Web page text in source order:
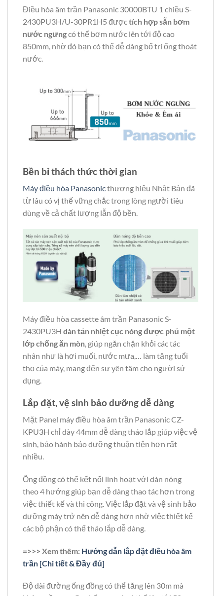
Điều hòa âm trần Panasonic 30000BTU 1 chiều S-
2430PU3H/U-30PR1H5 đượctích hợp sẵn bơm
nước ngưngcó thể bơm nước lên tới độ cao
850mm, nhờ đó bạn có thể dễ dàng bố trí ống thoát
nước.
Bền bỉ thách thức thời gian
Máy điều hòa Panasonicthương hiệu Nhật Bản đã
từ lâu có vị thế vững chắc trong lòng người tiêu
dùng về cả chất lượng lẫn độ bền.
Máy điều hòa cassette âm trần Panasonic S-
2430PU3H dàn tản nhiệt cục nóng được phủ một
lớp chống ăn mòn , giúp ngăn chặn khỏi các tác
nhân như là hơi muối, nước mưa,… làm tăng tuổi
thọ của máy, mang đến sự yên tâm cho người sử
dụng.
Lắp đặt, vệ sinh bảo dưỡng dễ dàng
Mặt Panel máy điều hòa âm trần Panasonic CZ-
KPU3H chỉ dày 44mm dễ dàng tháo lắp giúp việc vệ
sinh, bảo hành bảo dưỡng thuận tiện hơn rất
nhiều.
Ống đồng có thể kết nối linh hoạt với dàn nóng
theo 4 hướng giúp bạn dễ dàng thao tác hơn trong
việc thiết kế và thi công. Việc lắp đặt và vệ sinh bảo
dưỡng máy trở nên dễ dàng hơn nhờ việc thiết kế
các bộ phận có thể tháo lắp dễ dàng.
=>>> Xem thêm: Hướng dẫn lắp đặt điều hòa âm
trần [Chi tiết & Đầy đủ]
Độ dài đường ống đồng có thể tăng lên 30m mà